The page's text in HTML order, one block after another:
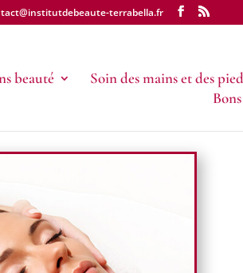
terrabella.fr
beauté Soin des mains et des